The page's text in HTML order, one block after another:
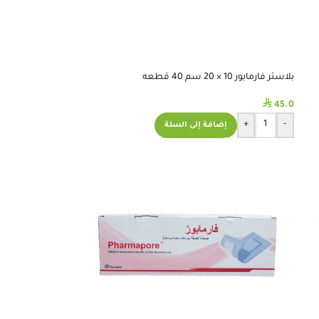
بلاستر فارمابور 10 × 20 سم 40 قطعه
⃁45.0
-
+ إضافة إلى السلة